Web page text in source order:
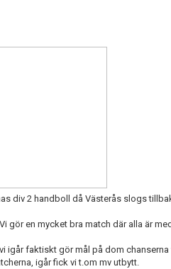
div 2 handboll då Västerås slogs
gör en mycket bra match där alla är
igår faktiskt gör mål på dom chanserna
igår fick vi t.om mv utbytt.